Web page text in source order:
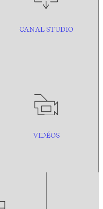
CANAL STUDIO
VIDÉOS